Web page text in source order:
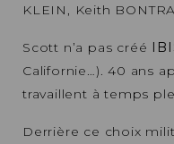
KLEIN, Keith
Scott n’a pas créé
Californie…). 40 ans
travaillent à temps
Derrière ce choix